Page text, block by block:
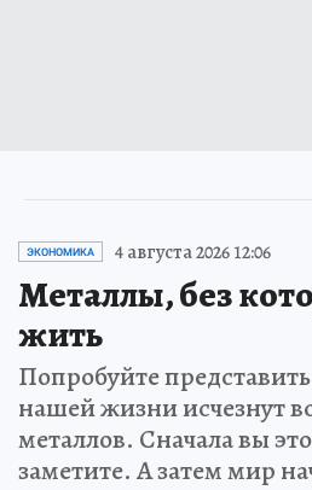
ЭКОНОМИКА 4 августа 2026 12:06
Металлы, без
жить
Попробуйте
нашей жизни исчезнут
металлов. Сначала вы
заметите. А затем мир